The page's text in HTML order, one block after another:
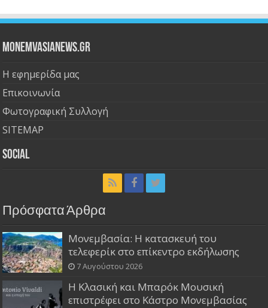
Monemvasianews.gr
Η εφημερίδα μας
Επικοινωνία
Φωτογραφική Συλλογή
SITEMAP
Social
Πρόσφατα Άρθρα
Μονεμβασία: Η κατασκευή του
τελεφερίκ στο επίκεντρο εκδήλωσης
7 Αυγούστου 2026
Η Κλασική και Μπαρόκ Μουσική
επιστρέφει στο Κάστρο Μονεμβασίας